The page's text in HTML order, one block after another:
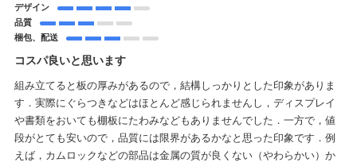
デザイン
品質
梱包、配送
コスパ良いと思います
組み立てると板の厚みがあるので，結構しっかりとした印象がありま
す．実際にぐらつきなどはほとんど感じられませんし，ディスプレイ
や書類をおいても棚板にたわみなどもありませんでした．一方で，値
段がとても安いので，品質には限界があるかなと思った印象です．例
えば，カムロックなどの部品は金属の質が良くない（やわらかい）か